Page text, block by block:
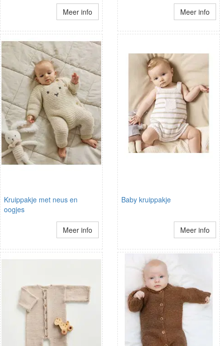
Meer info Meer info
Kruippakje met neus en
oogjes
Meer info
Baby kruippakje
Meer info